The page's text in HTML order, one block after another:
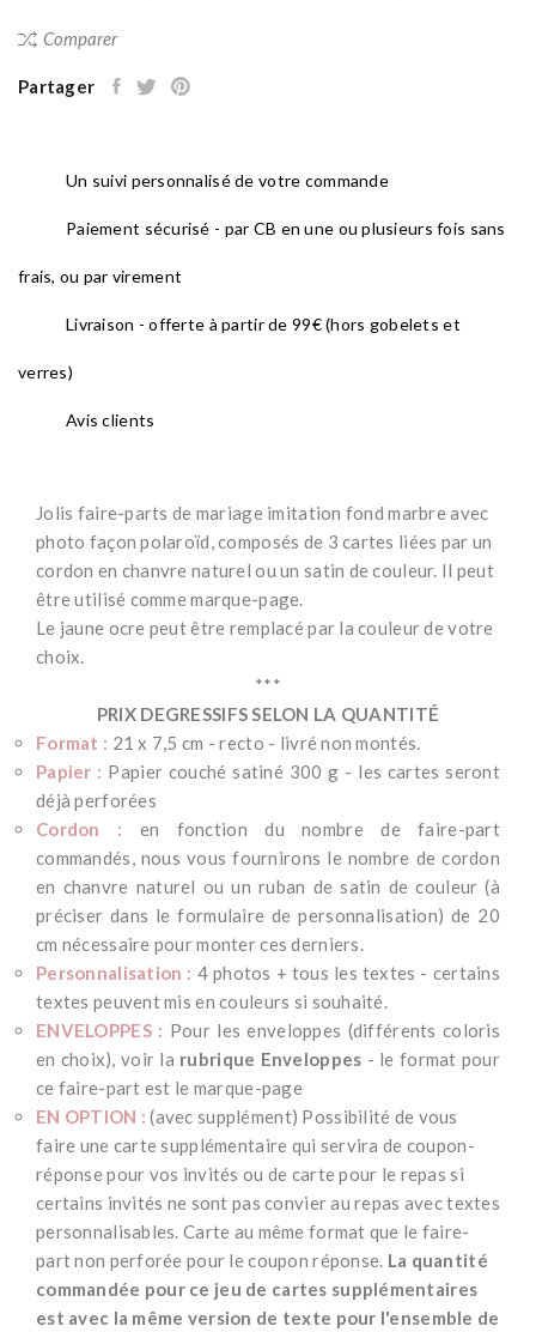
Comparer
Partager
Un suivi personnalisé de votre commande
Paiement sécurisé - par CB en une ou plusieurs fois sans
frais, ou par virement
Livraison - offerte à partir de 99€ (hors gobelets et
verres)
Avis clients
Jolis faire-parts de mariage imitation fond marbre avec
photo façon polaroïd, composés de 3 cartes liées par un
cordon en chanvre naturel ou un satin de couleur. Il peut
être utilisé comme marque-page.
Le jaune ocre peut être remplacé par la couleur de votre
choix.
***
PRIX DEGRESSIFS SELON LA QUANTITÉ
Format : 21 x 7,5 cm - recto - livré non montés.
Papier : Papier couché satiné 300 g - les cartes seront
déjà perforées
Cordon : en fonction du nombre de faire-part
commandés, nous vous fournirons le nombre de cordon
en chanvre naturel ou un ruban de satin de couleur (à
préciser dans le formulaire de personnalisation) de 20
cm nécessaire pour monter ces derniers.
Personnalisation : 4 photos + tous les textes - certains
textes peuvent mis en couleurs si souhaité.
ENVELOPPES : Pour les enveloppes (différents coloris
en choix), voir la rubrique Enveloppes - le format pour
ce faire-part est le marque-page
EN OPTION : (avec supplément) Possibilité de vous
faire une carte supplémentaire qui servira de coupon-
réponse pour vos invités ou de carte pour le repas si
certains invités ne sont pas convier au repas avec textes
personnalisables. Carte au même format que le faire-
part non perforée pour le coupon réponse. La quantité
commandée pour ce jeu de cartes supplémentaires
est avec la même version de texte pour l'ensemble de